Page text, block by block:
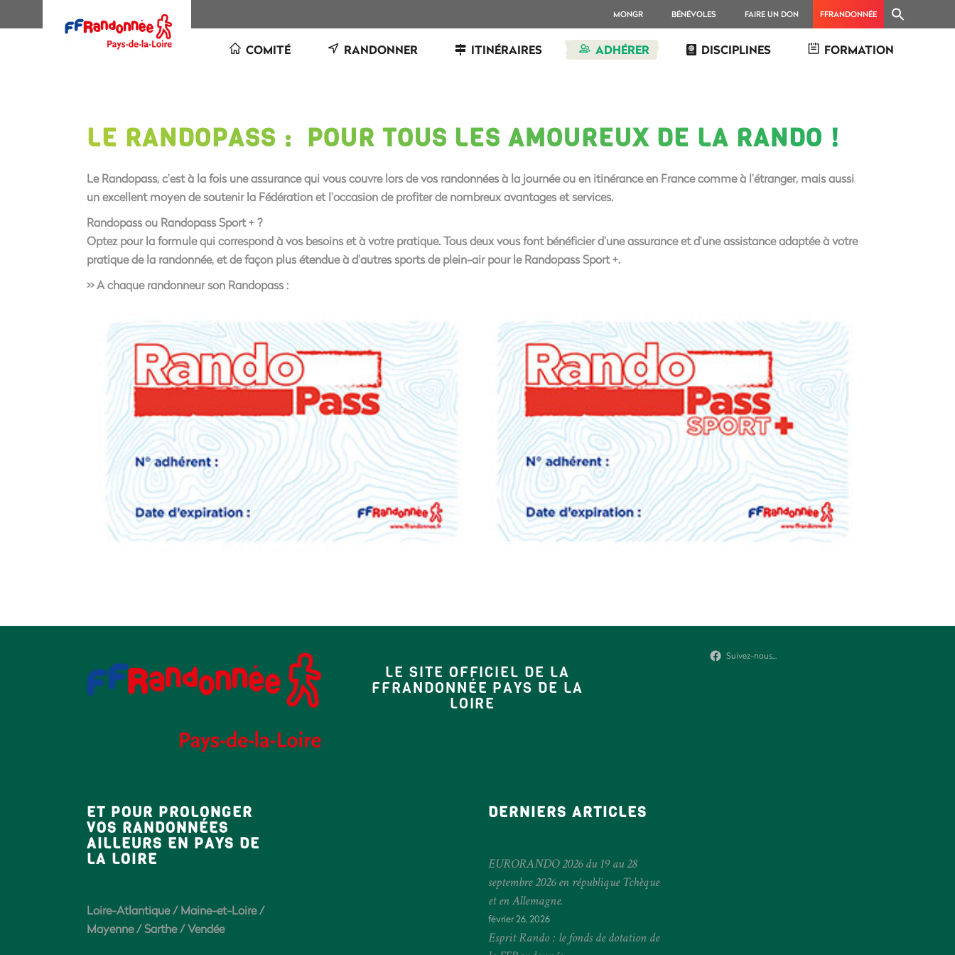
MONGR BÉNÉVOLES FAIRE UN DON FFRANDONNÉE
COMITÉ RANDONNER ITINÉRAIRES ADHÉRER DISCIPLINES FORMATION
LE RANDOPASS : POUR TOUS LES AMOUREUX DE LA RANDO !
LeRandopass,c’est à la fois une assurancequi vouscouvre lors de vos randonnéesà la journée ou en itinéranceen France comme à l’étranger, mais aussi
un excellent moyen desoutenir la Fédérationet l’occasion de profiter denombreux avantages et services.
Randopass ou Randopass Sport + ?
Optez pour la formule qui correspond à vos besoins et à votre pratique. Tous deux vous font bénéficier d’une assurance et d’une assistance adaptée à votre
pratique de la randonnée, et de façon plus étendue à d’autres sports de plein-air pour le Randopass Sport +.
>> A chaque randonneur son Randopass :
LE SITE OFFICIEL DE LA
FFRANDONNÉE PAYS DE LA
LOIRE
Suivez-nous...
ET POUR PROLONGER
VOS RANDONNÉES
AILLEURS EN PAYS DE
LA LOIRE
Loire-Atlantique/Maine-et-Loire/
Mayenne/Sarthe/Vendée
DERNIERS ARTICLES
EURORANDO 2026 du 19 au 28
septembre 2026 en république Tchèque
et en Allemagne.
février 26, 2026
Esprit Rando : le fonds de dotation de